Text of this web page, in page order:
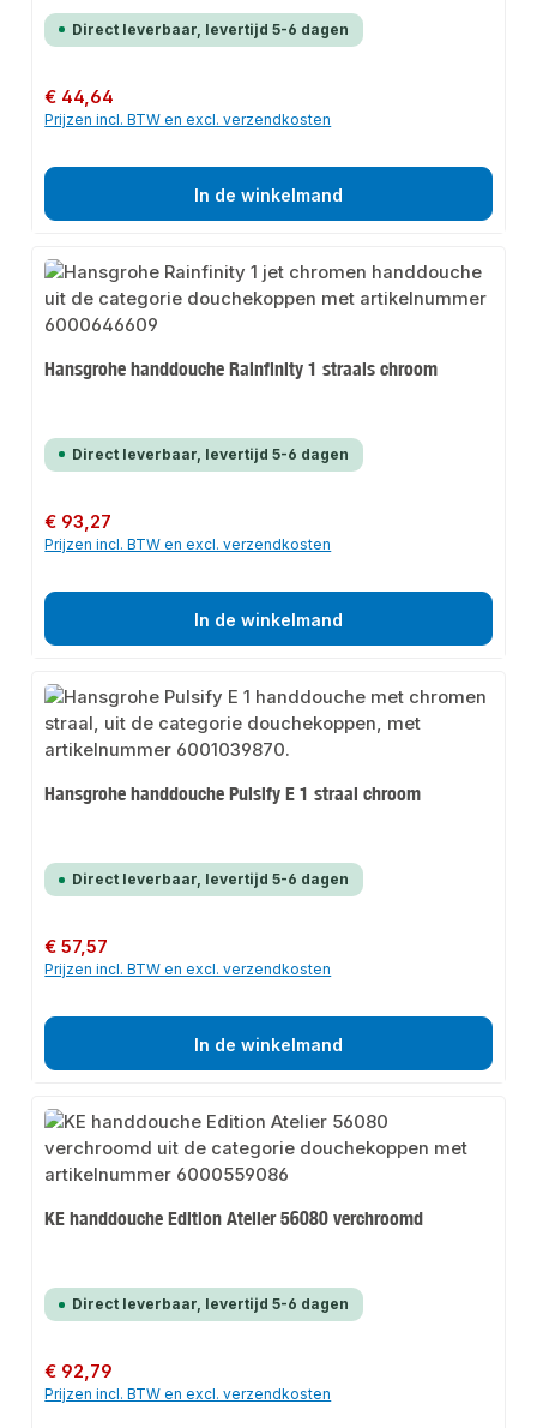
Direct leverbaar, levertijd 5-6 dagen
Normale prijs:
€ 44,64
Prijzen incl. BTW en excl. verzendkosten
In de winkelmand
Hansgrohe handdouche Rainfinity 1 straals chroom
Direct leverbaar, levertijd 5-6 dagen
Normale prijs:
€ 93,27
Prijzen incl. BTW en excl. verzendkosten
In de winkelmand
Hansgrohe handdouche Pulsify E 1 straal chroom
Direct leverbaar, levertijd 5-6 dagen
Normale prijs:
€ 57,57
Prijzen incl. BTW en excl. verzendkosten
In de winkelmand
KE handdouche Edition Atelier 56080 verchroomd
Direct leverbaar, levertijd 5-6 dagen
Normale prijs:
€ 92,79
Prijzen incl. BTW en excl. verzendkosten